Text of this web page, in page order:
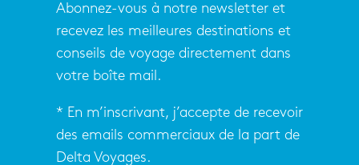
Abonnez-vous à notre newsletter et
recevez les meilleures destinations et
conseils de voyage directement dans
votre boîte mail.
* En m’inscrivant, j’accepte de recevoir
des emails commerciaux de la part de
Delta Voyages.